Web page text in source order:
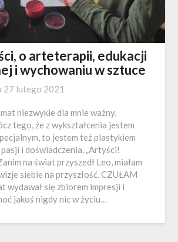
o arteterapii, edukacji
i wychowaniu w sztuce
27 lutego 2021
niezwykle dla mnie ważny,
tego, że z wykształcenia jestem
to jestem też plastykiem
i doświadczenia. „Artyści!
na świat przyszedł Leo, miałam
siebie na przyszłość. CZUŁAM
wydawał się zbiorem impresji i
jakoś nigdy nic w życiu…